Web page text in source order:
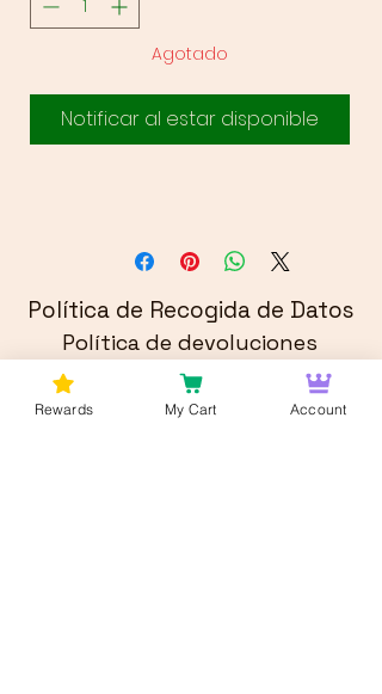
Agotado
Notificar al estar disponible
Política de Recogida de Datos
Política de devoluciones
Rewards My Cart Account